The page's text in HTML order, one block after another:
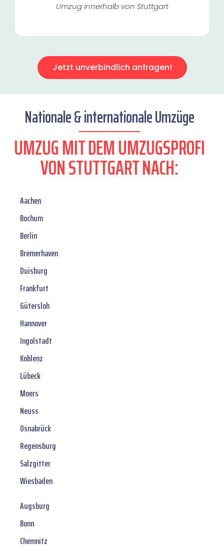
Umzug innerhalb von Stuttgart​
Jetzt unverbindlich anfragen!
Nationale & internationale Umzüge
UMZUG MIT DEM UMZUGSPROFI
VON STUTTGART NACH:
Aachen
Bochum
Berlin
Bremerhaven
Duisburg
Frankfurt
Gütersloh
Hannover
Ingolstadt
Koblenz
Lübeck
Moers
Neuss
Osnabrück
Regensburg
Salzgitter
Wiesbaden
Augsburg
Bonn
Chemnitz